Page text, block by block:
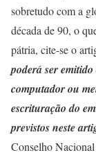
sobretudo com a
década de 90, o
pátria, cite-se o
poderá ser
computador ou
escrituração do
previstos neste
Conselho